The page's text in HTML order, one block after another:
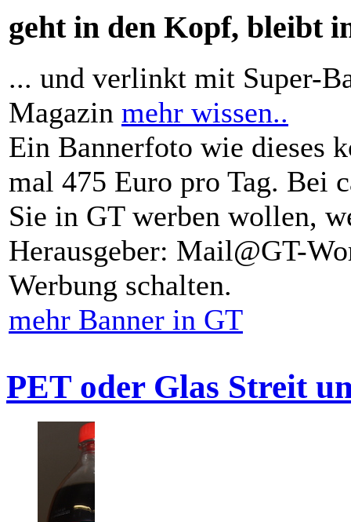
geht in den Kopf, bleibt
... und verlinkt mit Super-
Magazin mehr wissen..
Ein Bannerfoto wie dieses
mal 475 Euro pro Tag. Bei
Sie in GT werben wollen,
Herausgeber: Mail@GT-
Werbung schalten.
mehr Banner in GT
PET oder Glas Streit